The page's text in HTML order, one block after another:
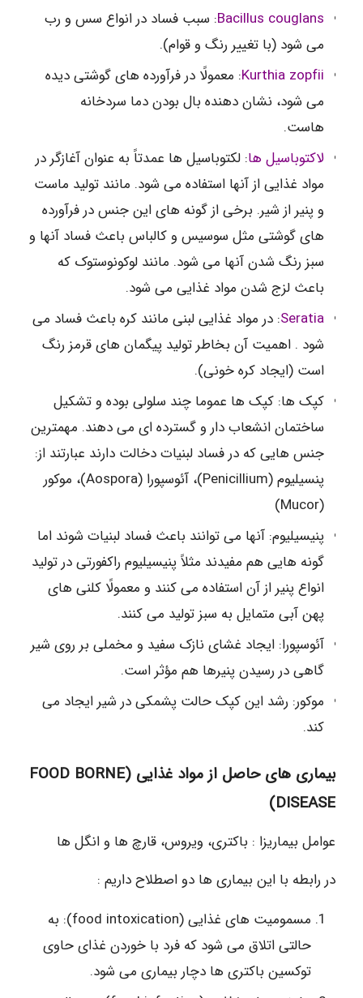
Bacillus couglans: سبب فساد در انواع سس و رب
می شود (با تغییر رنگ و قوام).
Kurthia zopfii: معمولًا در فرآورده های گوشتی دیده
می شود، نشان دهنده بال بودن دما سردخانه
هاست.
لاکتوباسیل ها: لکتوباسیل ها عمدتاً به عنوان آغازگر در
مواد غذایی از آنها استفاده می شود. مانند تولید ماست
و پنیر از شیر. برخی از گونه های این جنس در فرآورده
های گوشتی مثل سوسیس و کالباس باعث فساد آنها و
سبز رنگ شدن آنها می شود. مانند لوکونوستوک که
باعث لزج شدن مواد غذایی می شود.
Seratia: در مواد غذایی لبنی مانند کره باعث فساد می
شود . اهمیت آن بخاطر تولید پیگمان های قرمز رنگ
است (ایجاد کره خونی).
کپک ها: کپک ها عموما چند سلولی بوده و تشکیل
ساختمان انشعاب دار و گسترده ای می دهند. مهمترین
جنس هایی که در فساد لبنیات دخالت دارند عبارتند از:
پنسیلیوم (Penicillium)، آئوسپورا (Aospora)، موکور
(Mucor)
پنیسیلیوم: آنها می توانند باعث فساد لبنیات شوند اما
گونه هایی هم مفیدند مثلاً پنیسیلیوم راکفورتی در تولید
انواع پنیر از آن استفاده می کنند و معمولًا کلنی های
پهن آبی متمایل به سبز تولید می کنند.
آئوسپورا: ایجاد غشای نازک سفید و مخملی بر روی شیر
گاهی در رسیدن پنیرها هم مؤثر است.
موکور: رشد این کپک حالت پشمکی در شیر ایجاد می
کند.
بیماری های حاصل از مواد غذایی (FOOD BORNE
DISEASE)
عوامل بیماریزا : باکتری، ویروس، قارچ ها و انگل ها
در رابطه با این بیماری ها دو اصطلاح داریم :
مسمومیت های غذایی (food intoxication): به
حالتی اتلاق می شود که فرد با خوردن غذای حاوی
توکسین باکتری ها دچار بیماری می شود.